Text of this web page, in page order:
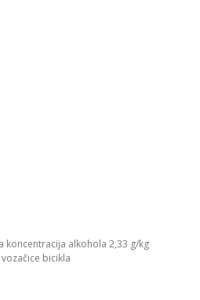
koncentracija alkohola 2,33 g/kg
bicikla